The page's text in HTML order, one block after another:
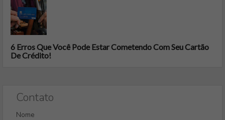
6 Erros Que Você Pode Estar Cometendo Com Seu Cartão
De Crédito!
Contato
Nome